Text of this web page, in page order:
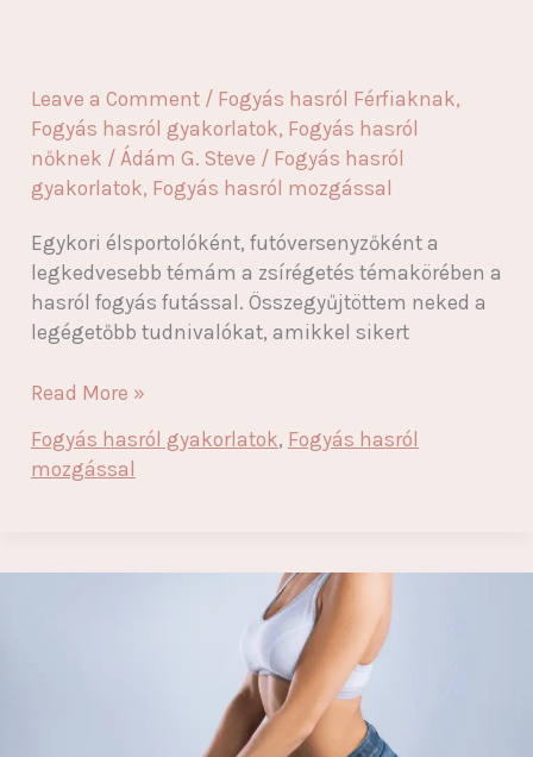
Leave a Comment / Fogyás hasról Férfiaknak,
Fogyás hasról gyakorlatok, Fogyás hasról
nőknek / Ádám G. Steve / Fogyás hasról
gyakorlatok, Fogyás hasról mozgással
Egykori élsportolóként, futóversenyzőként a
legkedvesebb témám a zsírégetés témakörében a
hasról fogyás futással. Összegyűjtöttem neked a
legégetőbb tudnivalókat, amikkel sikert
Fogyás
futással:
meghökkentő
az
Read More »
Fogyás hasról gyakorlatok, Fogyás hasról
mozgással